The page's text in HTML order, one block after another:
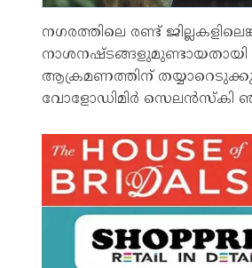
നഗരത്തിലെ രണ്ട്
നാശനഷ്ടങ്ങളുമുണ്ടായതായി
ആക്രമണത്തിന്
വോളോഡിമിര്‍ സെലന്‍സ്‌കി